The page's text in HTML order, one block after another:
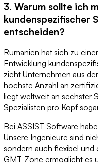
3. Warum sollte ich
kundenspezifischer
entscheiden?
Rumänien hat sich zu
Entwicklung
zieht Unternehmen aus
höchste Anzahl an
liegt weltweit an sechster
Spezialisten pro Kopf
Bei ASSIST Software
Unsere Ingenieure sind
sondern auch flexibel und
GMT-Zone ermöglicht es